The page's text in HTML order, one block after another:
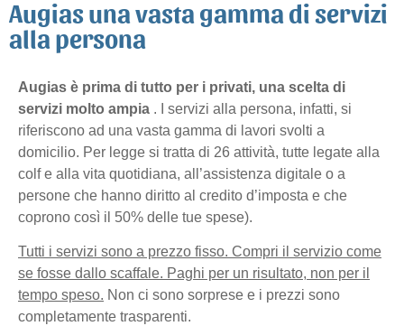
Augias una vasta gamma di servizi
alla persona
Augias è prima di tutto per i privati, una scelta di
servizi molto ampia . I servizi alla persona, infatti, si
riferiscono ad una vasta gamma di lavori svolti a
domicilio. Per legge si tratta di 26 attività, tutte legate alla
colf e alla vita quotidiana, all’assistenza digitale o a
persone che hanno diritto al credito d’imposta e che
coprono così il 50% delle tue spese).
Tutti i servizi sono a prezzo fisso. Compri il servizio come
se fosse dallo scaffale. Paghi per un risultato, non per il
tempo speso. Non ci sono sorprese e i prezzi sono
completamente trasparenti.